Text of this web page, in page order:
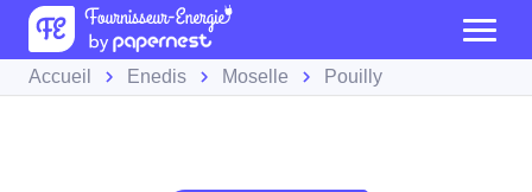
Accueil Enedis Moselle Pouilly